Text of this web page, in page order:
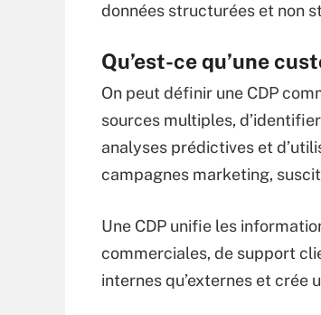
données structurées et non
Qu’est-ce qu’une
On peut définir une CDP
sources multiples,
analyses prédictives et
campagnes marketing,
Une CDP unifie les
commerciales, de support
internes qu’externes et crée